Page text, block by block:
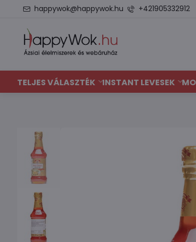
happywok@happywok.hu +421905332912
TELJES VÁLASZTÉK INSTANT LEVESEK